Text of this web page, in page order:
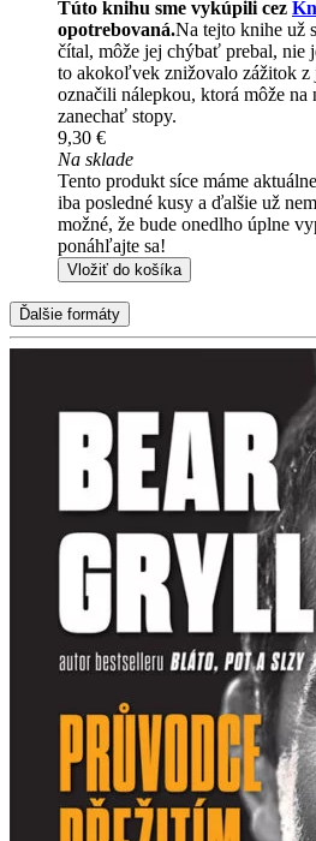
Túto knihu sme vykúpili cez
opotrebovaná.Na tejto knihe už
čítal, môže jej chýbať prebal, nie
to akokoľvek znižovalo zážitok z
označili nálepkou, ktorá môže na
zanechať stopy.
9,30 €
Na sklade
Tento produkt síce máme
iba posledné kusy a ďalšie už
možné, že bude onedlho úplne
ponáhľajte sa!
Vložiť do košíka
Ďalšie formáty